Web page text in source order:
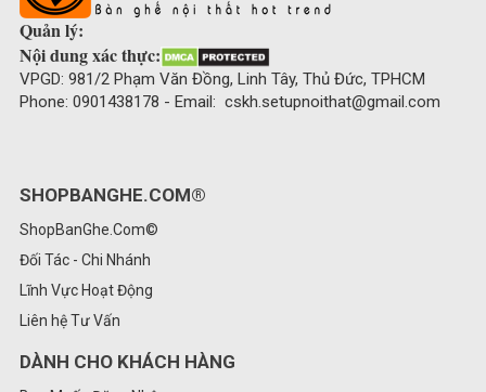
Quản lý:
Nội dung xác thực:
VPGD: 981/2 Phạm Văn Đồng, Linh Tây, Thủ Đức, TPHCM
Phone: 0901438178 - Email: cskh.setupnoithat@gmail.com
SHOPBANGHE.COM®
ShopBanGhe.Com©
Đối Tác - Chi Nhánh
Lĩnh Vực Hoạt Động
Liên hệ Tư Vấn
DÀNH CHO KHÁCH HÀNG